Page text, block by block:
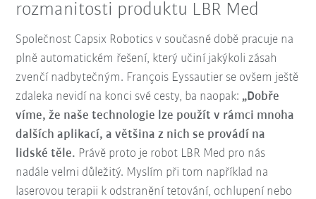
rozmanitosti produktu LBR Med
Společnost Capsix Robotics v současné době pracuje na
plně automatickém řešení, který učiní jakýkoli zásah
zvenčí nadbytečným. François Eyssautier se ovšem ještě
zdaleka nevidí na konci své cesty, ba naopak: „Dobře
víme, že naše technologie lze použít v rámci mnoha
dalších aplikací, a většina z nich se provádí na
lidské těle. Právě proto je robot LBR Med pro nás
nadále velmi důležitý. Myslím při tom například na
laserovou terapii k odstranění tetování, ochlupení nebo